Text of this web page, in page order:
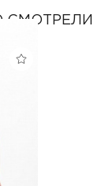
СМОТРЕЛИ